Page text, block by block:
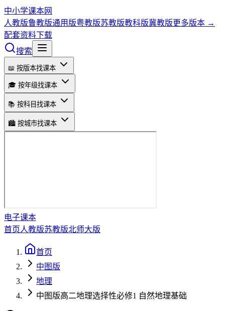
中小学课本网
人教版鲁教版通用版粤教版苏教版教科版冀教版更多版本 →
配套资料下载
搜索
📖 按版本找课本
🎓 按年级找课本
📚 按科目找课本
🏙️ 按城市找课本
电子课本
首页人教版苏教版北师大版
首页
中图版
地理
中图版高二地理选择性必修1 自然地理基础